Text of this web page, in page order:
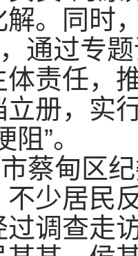
解。同时
通过专
责任，
册，实
”。
蔡甸区
少居民
过调查走